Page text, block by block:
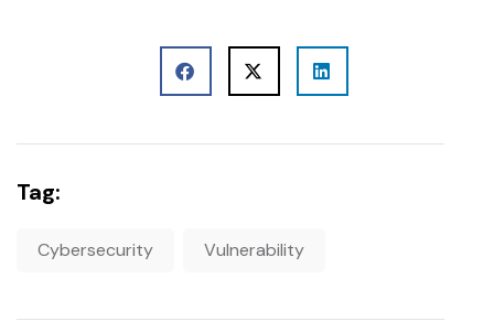
Tag:
Cybersecurity Vulnerability